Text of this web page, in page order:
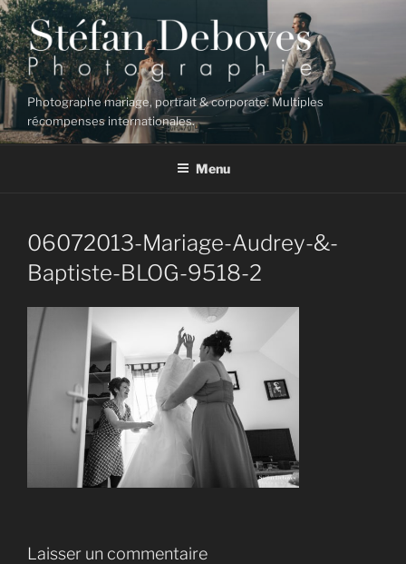
Aller
au
contenu
principal
Photographe mariage, portrait & corporate. Multiples
récompenses internationales.
Menu
06072013-Mariage-Audrey-&-
Baptiste-BLOG-9518-2
Laisser un commentaire